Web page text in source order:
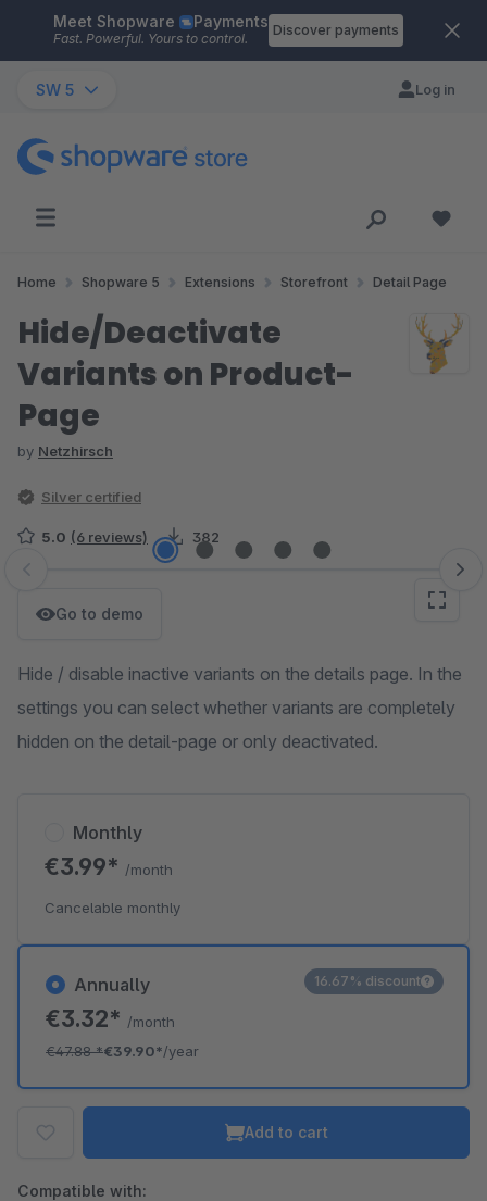
Skip to main content
Meet Shopware Payments
Fast. Powerful. Yours to control.
Discover payments
SW 5 Log in
Home Shopware 5 Extensions Storefront Detail Page
Hide/Deactivate
Variants on Product-
Page
by Netzhirsch
Silver certified
5.0 (6 reviews) 382
Skip image gallery
Go to demo
Hide / disable inactive variants on the details page. In the
settings you can select whether variants are completely
hidden on the detail-page or only deactivated.
Annually
€3.32* /month
€47.88*€39.90*/year
16.67% discount
Monthly
€3.99* /month
Cancelable monthly
Add to cart
Compatible with: